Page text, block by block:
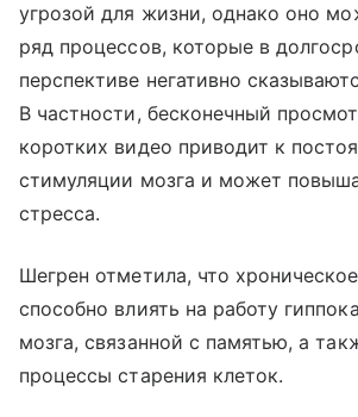
угрозой для жизни, однако оно
ряд процессов, которые в
перспективе негативно
В частности, бесконечный
коротких видео приводит к
стимуляции мозга и может
стресса.
Шегрен отметила, что
способно влиять на работу
мозга, связанной с памятью, а
процессы старения клеток.